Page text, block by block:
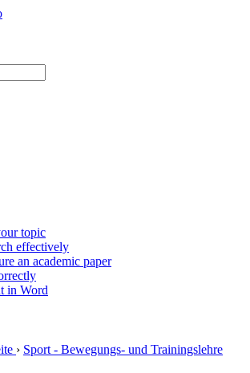
topic
effectively
an academic paper
in Word
› Sport - Bewegungs- und Trainingslehre